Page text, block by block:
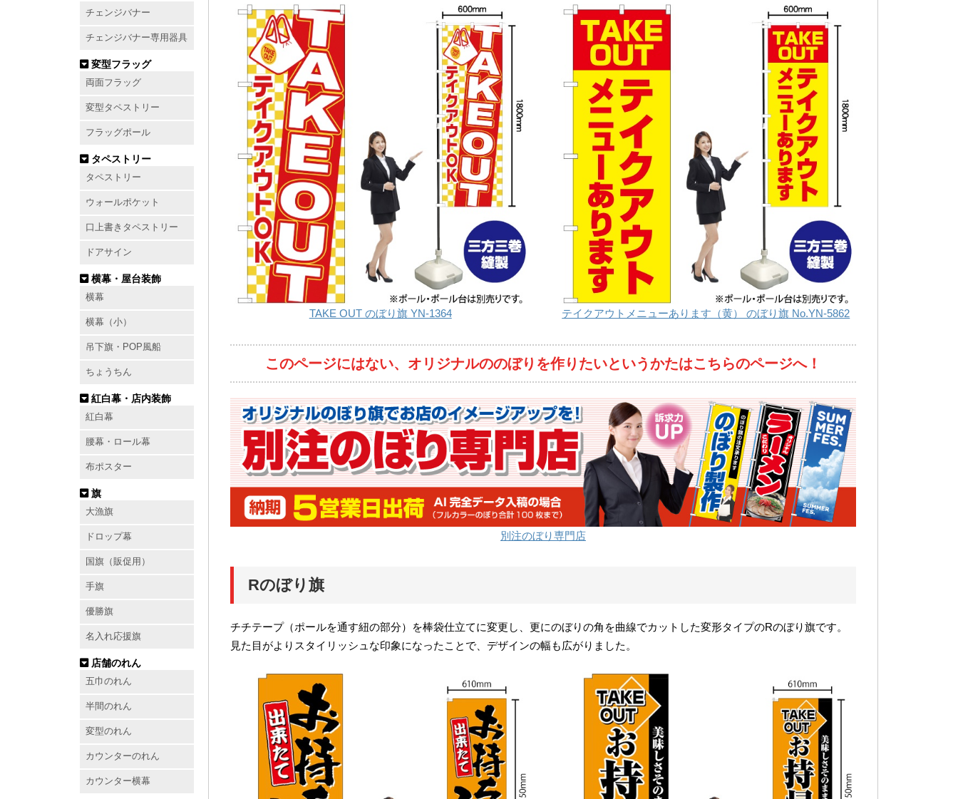
チェンジバナー
チェンジバナー専用器具
変型フラッグ
両面フラッグ
変型タペストリー
フラッグポール
タペストリー
タペストリー
ウォールポケット
口上書きタペストリー
ドアサイン
横幕・屋台装飾
横幕
横幕（小）
吊下旗・POP風船
ちょうちん
紅白幕・店内装飾
紅白幕
腰幕・ロール幕
布ポスター
旗
大漁旗
ドロップ幕
国旗（販促用）
手旗
優勝旗
名入れ応援旗
店舗のれん
五巾のれん
半間のれん
変型のれん
カウンターのれん
カウンター横幕
TAKE OUT のぼり旗 YN-1364 テイクアウトメニューあります（黄） のぼり旗 No.YN-5862
このページにはない、オリジナルののぼりを作りたいというかたはこちらのページへ！
別注のぼり専門店
Rのぼり旗
チチテープ（ポールを通す紐の部分）を棒袋仕立てに変更し、更にのぼりの角を曲線でカットした変形タイプのRのぼり旗です。
見た目がよりスタイリッシュな印象になったことで、デザインの幅も広がりました。